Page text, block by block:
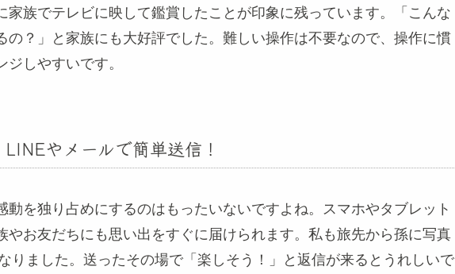
家族でテレビに映して鑑賞したことが印象に残っています。「こんな
の？」と家族にも大好評でした。難しい操作は不要なので、操作に慣
しやすいです。
LINEやメールで簡単送信！
動を独り占めにするのはもったいないですよね。スマホやタブレット
やお友だちにも思い出をすぐに届けられます。私も旅先から孫に写真
りました。送ったその場で「楽しそう！」と返信が来るとうれしいで